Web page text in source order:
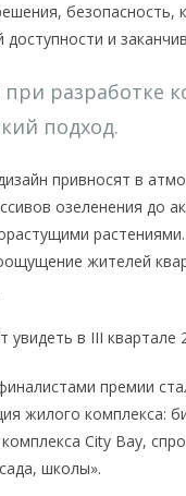
безопасность,
и
при разработке
подход.
привносят в
озеленения до
жителей
в III квартале
премии
жилого комплекса:
City Bay,
школы».